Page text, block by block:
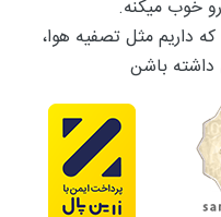
خوب میکنه.
داریم مثل تصفیه هوا،
داشته باشن